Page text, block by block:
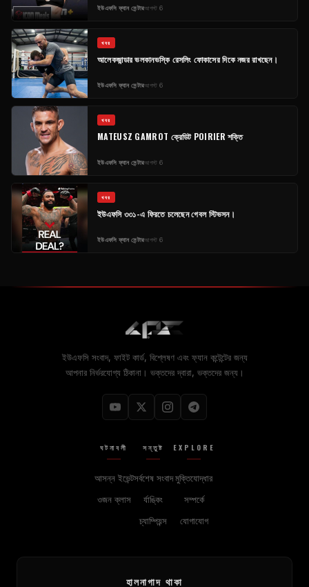
ইউএফসি ফ্যান সেন্টারআগস্ট 6
খবর
আলেকজান্ডার ভলকানভস্কি রেসলিং ফোকাসের দিকে নজর রাখছেন।
ইউএফসি ফ্যান সেন্টারআগস্ট 6
খবর
MATEUSZ GAMROT ক্রেডিট POIRIER শক্তি
ইউএফসি ফ্যান সেন্টারআগস্ট 6
খবর
ইউএফসি ৩৩১-এ ফিরতে চলেছেন গেবল স্টিভসন।
ইউএফসি ফ্যান সেন্টারআগস্ট 6
ইউএফসি সংবাদ, ফাইট কার্ড, বিশ্লেষণ এবং ফ্যান কন্টেন্টের জন্য
আপনার নির্ভরযোগ্য ঠিকানা। ভক্তদের দ্বারা, ভক্তদের জন্য।
ঘটনাবলী
আসন্ন ইভেন্ট
ওজন ক্লাস
সন্তুষ্ট
সর্বশেষ সংবাদ
র্যাঙ্কিং
চ্যাম্পিয়ন্স
EXPLORE
মুক্তিযোদ্ধার
সম্পর্কে
যোগাযোগ
হালনাগাদ থাকা